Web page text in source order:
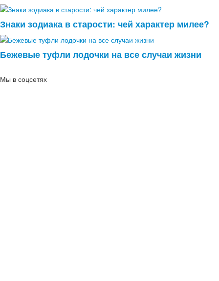
Знаки зодиака в старости: чей характер милее?
Бежевые туфли лодочки на все случаи жизни
Мы в соцсетях